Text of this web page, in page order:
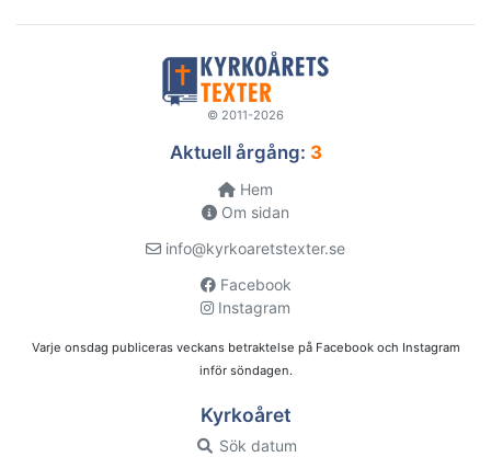
© 2011-2026
Aktuell årgång: 3
Hem
Om sidan
info@kyrkoaretstexter.se
Facebook
Instagram
Varje onsdag publiceras veckans betraktelse på Facebook och Instagram
inför söndagen.
Kyrkoåret
Sök datum